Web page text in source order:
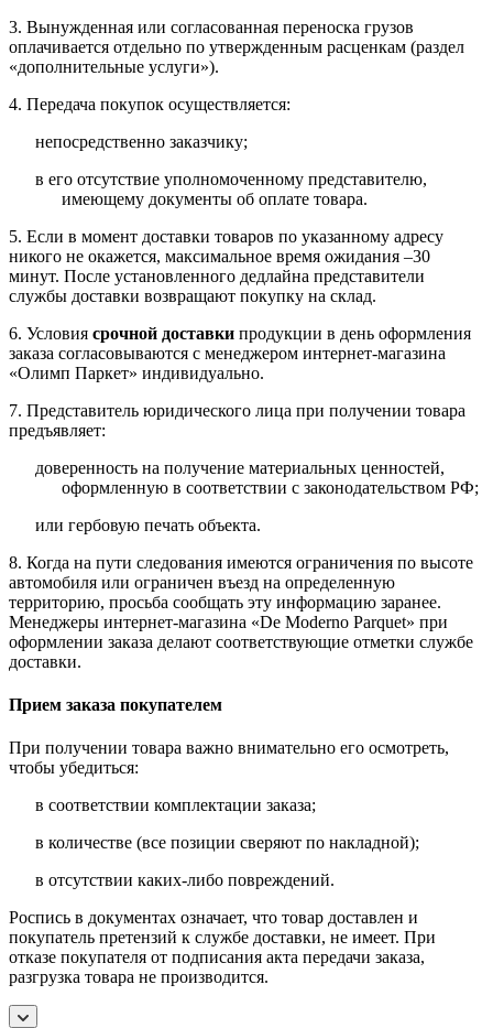
3. Вынужденная или согласованная переноска грузов
оплачивается отдельно по утвержденным расценкам (раздел
«дополнительные услуги»).
4. Передача покупок осуществляется:
непосредственно заказчику;
в его отсутствие уполномоченному представителю,
имеющему документы об оплате товара.
5. Если в момент доставки товаров по указанному адресу
никого не окажется, максимальное время ожидания –30
минут. После установленного дедлайна представители
службы доставки возвращают покупку на склад.
6. Условия срочной доставки продукции в день оформления
заказа согласовываются с менеджером интернет-магазина
«Олимп Паркет» индивидуально.
7. Представитель юридического лица при получении товара
предъявляет:
доверенность на получение материальных ценностей,
оформленную в соответствии с законодательством РФ;
или гербовую печать объекта.
8. Когда на пути следования имеются ограничения по высоте
автомобиля или ограничен въезд на определенную
территорию, просьба сообщать эту информацию заранее.
Менеджеры интернет-магазина «De Moderno Parquet» при
оформлении заказа делают соответствующие отметки службе
доставки.
Прием заказа покупателем
При получении товара важно внимательно его осмотреть,
чтобы убедиться:
в соответствии комплектации заказа;
в количестве (все позиции сверяют по накладной);
в отсутствии каких-либо повреждений.
Роспись в документах означает, что товар доставлен и
покупатель претензий к службе доставки, не имеет. При
отказе покупателя от подписания акта передачи заказа,
разгрузка товара не производится.